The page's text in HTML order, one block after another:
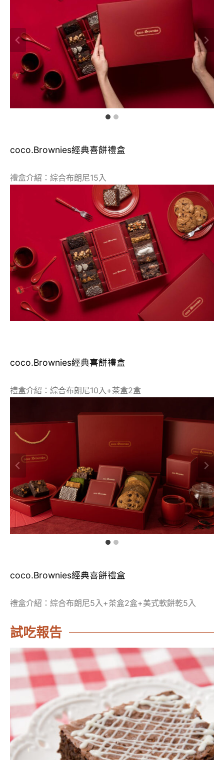
coco.Brownies經典喜餅禮盒
禮盒介紹：綜合布朗尼15入
coco.Brownies經典喜餅禮盒
禮盒介紹：綜合布朗尼10入+茶盒2盒
coco.Brownies經典喜餅禮盒
禮盒介紹：綜合布朗尼5入+茶盒2盒+美式軟餅乾5入
試吃報告